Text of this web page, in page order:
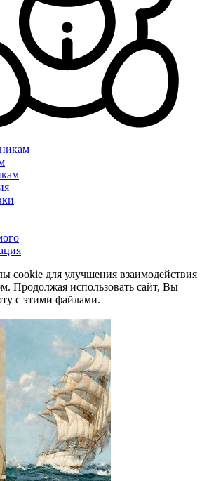
cookie для улучшения взаимодействия
Продолжая использовать сайт, Вы
с этими файлами.